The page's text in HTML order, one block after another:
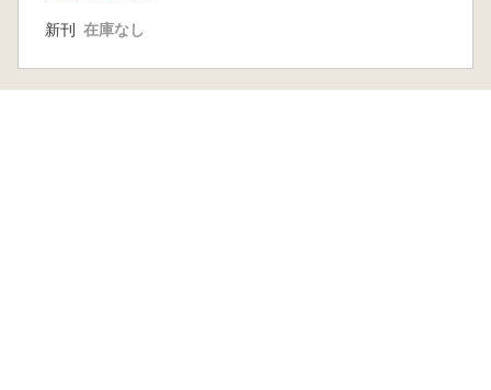
新刊 在庫なし